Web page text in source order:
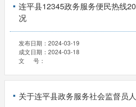
连平县12345政务服务便民热线
况
发布日期： 2024-03-19
成文日期： 2024-03-18
文 号：
关于连平县政务服务社会监督员